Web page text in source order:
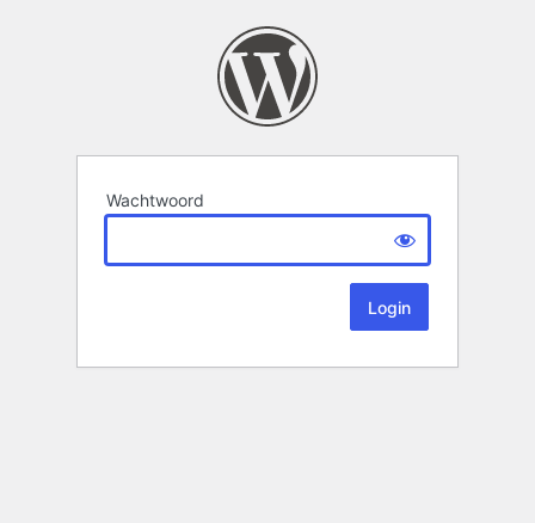
Wachtwoord